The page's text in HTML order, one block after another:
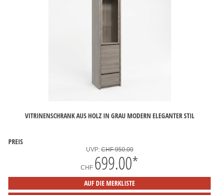
VITRINENSCHRANK AUS HOLZ IN GRAU MODERN ELEGANTER STIL
PREIS
UVP:CHF 950.00
CHF 699.00*
AUF DIE MERKLISTE